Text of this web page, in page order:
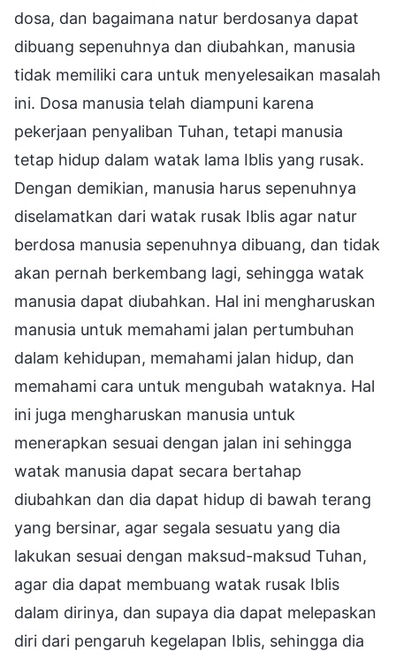
dosa, dan bagaimana natur berdosanya dapat
dibuang sepenuhnya dan diubahkan, manusia
tidak memiliki cara untuk menyelesaikan masalah
ini. Dosa manusia telah diampuni karena
pekerjaan penyaliban Tuhan, tetapi manusia
tetap hidup dalam watak lama Iblis yang rusak.
Dengan demikian, manusia harus sepenuhnya
diselamatkan dari watak rusak Iblis agar natur
berdosa manusia sepenuhnya dibuang, dan tidak
akan pernah berkembang lagi, sehingga watak
manusia dapat diubahkan. Hal ini mengharuskan
manusia untuk memahami jalan pertumbuhan
dalam kehidupan, memahami jalan hidup, dan
memahami cara untuk mengubah wataknya. Hal
ini juga mengharuskan manusia untuk
menerapkan sesuai dengan jalan ini sehingga
watak manusia dapat secara bertahap
diubahkan dan dia dapat hidup di bawah terang
yang bersinar, agar segala sesuatu yang dia
lakukan sesuai dengan maksud-maksud Tuhan,
agar dia dapat membuang watak rusak Iblis
dalam dirinya, dan supaya dia dapat melepaskan
diri dari pengaruh kegelapan Iblis, sehingga dia